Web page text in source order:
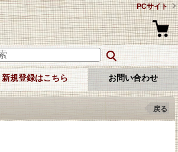
PCサイト
新規登録はこちら お問い合わせ
戻る